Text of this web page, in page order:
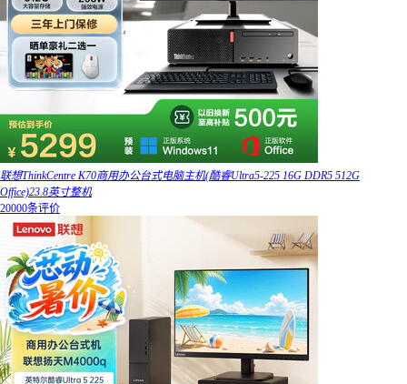
联想ThinkCentre K70商用办公台式电脑主机(酷睿Ultra5-225 16G DDR5 512G
Office)23.8英寸整机
20000条评价